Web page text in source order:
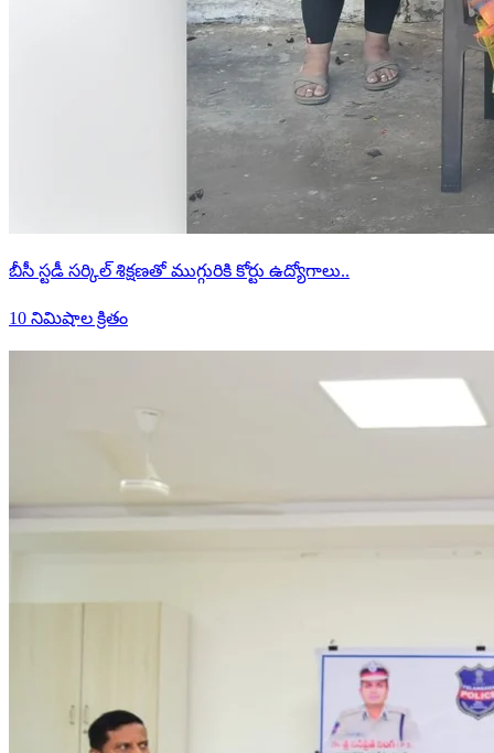
బీసీ స్టడీ సర్కిల్ శిక్షణతో ముగ్గురికి కోర్టు ఉద్యోగాలు..
10 నిమిషాల క్రితం